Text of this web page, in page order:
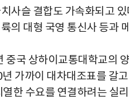
사슬 결합도 가속화되고
의 대형 국영 통신사 등과
중국 상하이교통대학교의
가까이 대차대조표를 갈
한 수요를 연결하려는 실